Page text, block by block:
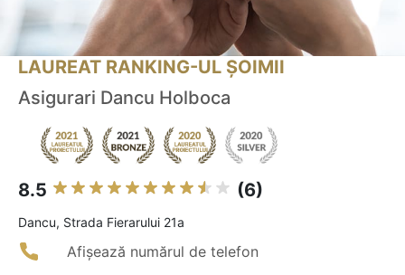
LAUREAT RANKING-UL ȘOIMII
Asigurari Dancu Holboca
8.5 (6)
Dancu, Strada Fierarului 21a
Afișează numărul de telefon